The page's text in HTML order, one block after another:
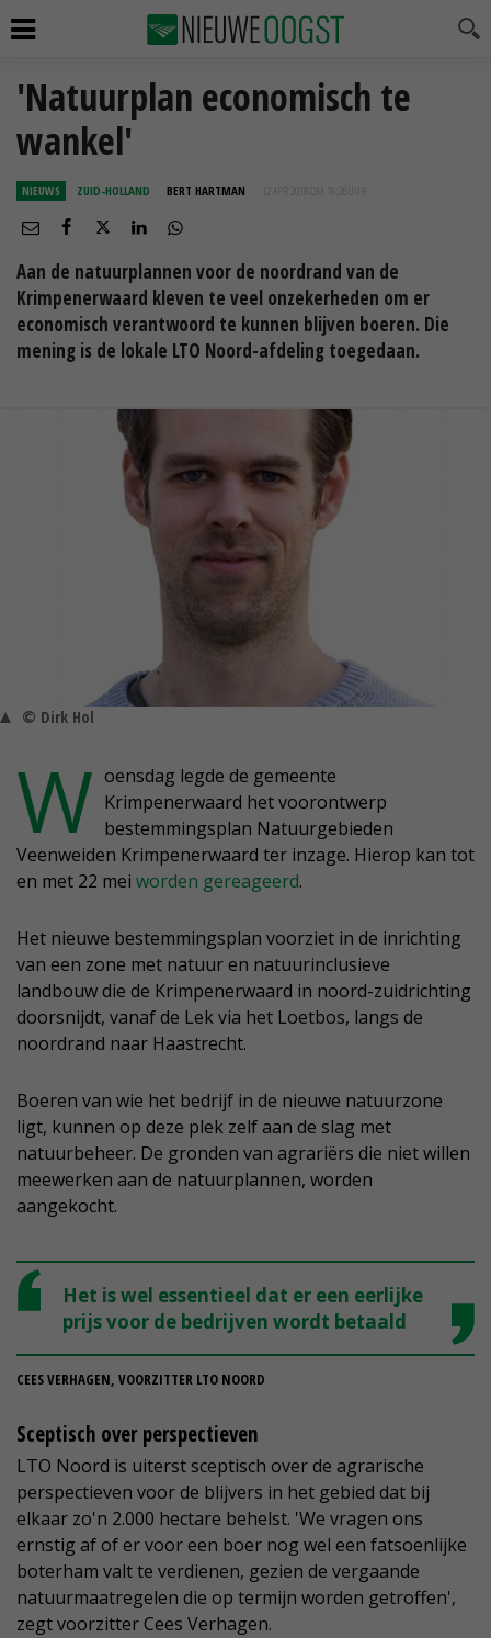
'Natuurplan economisch te
wankel'
NIEUWS ZUID-HOLLAND BERT HARTMAN 12 APR 2018 OM 16:26
Aan de natuurplannen voor de noordrand van de
Krimpenerwaard kleven te veel onzekerheden om er
economisch verantwoord te kunnen blijven boeren. Die
mening is de lokale LTO Noord-afdeling toegedaan.
© Dirk Hol
W oensdag legde de gemeente
Krimpenerwaard het voorontwerp
bestemmingsplan Natuurgebieden
Veenweiden Krimpenerwaard ter inzage. Hierop kan tot
en met 22 mei worden gereageerd.
Het nieuwe bestemmingsplan voorziet in de inrichting
van een zone met natuur en natuurinclusieve
landbouw die de Krimpenerwaard in noord-zuidrichting
doorsnijdt, vanaf de Lek via het Loetbos, langs de
noordrand naar Haastrecht.
Boeren van wie het bedrijf in de nieuwe natuurzone
ligt, kunnen op deze plek zelf aan de slag met
natuurbeheer. De gronden van agrariërs die niet willen
meewerken aan de natuurplannen, worden
aangekocht.
Het is wel essentieel dat er een eerlijke
prijs voor de bedrijven wordt betaald
CEES VERHAGEN, VOORZITTER LTO NOORD
Sceptisch over perspectieven
LTO Noord is uiterst sceptisch over de agrarische
perspectieven voor de blijvers in het gebied dat bij
elkaar zo'n 2.000 hectare behelst. 'We vragen ons
ernstig af of er voor een boer nog wel een fatsoenlijke
boterham valt te verdienen, gezien de vergaande
natuurmaatregelen die op termijn worden getroffen',
zegt voorzitter Cees Verhagen.